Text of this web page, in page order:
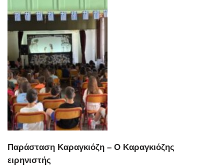
Παράσταση Καραγκιόζη – Ο Καραγκιόζης
ειρηνιστής